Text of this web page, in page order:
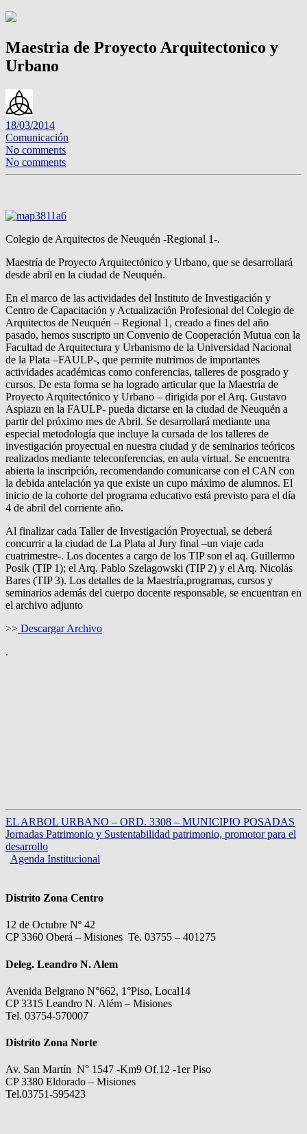
Maestria de Proyecto Arquitectonico y
Urbano
18/03/2014
Comunicación
No comments
No comments
Colegio de Arquitectos de Neuquén -Regional 1-.
Maestría de Proyecto Arquitectónico y Urbano, que se desarrollará
desde abril en la ciudad de Neuquén.
En el marco de las actividades del Instituto de Investigación y
Centro de Capacitación y Actualización Profesional del Colegio de
Arquitectos de Neuquén – Regional 1, creado a fines del año
pasado, hemos suscripto un Convenio de Cooperación Mutua con la
Facultad de Arquitectura y Urbanismo de la Universidad Nacional
de la Plata –FAULP-, que permite nutrirnos de importantes
actividades académicas como conferencias, talleres de posgrado y
cursos. De esta forma se ha logrado articular que la Maestría de
Proyecto Arquitectónico y Urbano – dirigida por el Arq. Gustavo
Aspiazu en la FAULP- pueda dictarse en la ciudad de Neuquén a
partir del próximo mes de Abril. Se desarrollará mediante una
especial metodología que incluye la cursada de los talleres de
investigación proyectual en nuestra ciudad y de seminarios teóricos
realizados mediante teleconferencias, en aula virtual. Se encuentra
abierta la inscripción, recomendando comunicarse con el CAN con
la debida antelación ya que existe un cupo máximo de alumnos. El
inicio de la cohorte del programa educativo está previsto para el día
4 de abril del corriente año.
Al finalizar cada Taller de Investigación Proyectual, se deberá
concurrir a la ciudad de La Plata al Jury final –un viaje cada
cuatrimestre-. Los docentes a cargo de los TIP son el aq. Guillermo
Posik (TIP 1); el Arq. Pablo Szelagowski (TIP 2) y el Arq. Nicolás
Bares (TIP 3). Los detalles de la Maestría,programas, cursos y
seminarios además del cuerpo docente responsable, se encuentran en
el archivo adjunto
>> Descargar Archivo
.
EL ARBOL URBANO – ORD. 3308 – MUNICIPIO POSADAS
Jornadas Patrimonio y Sustentabilidad patrimonio, promotor para el
desarrollo
Agenda Institucional
Distrito Zona Centro
12 de Octubre Nº 42
CP 3360 Oberá – Misiones Te. 03755 – 401275
Deleg. Leandro N. Alem
Avenida Belgrano N°662, 1°Piso, Local14
CP 3315 Leandro N. Além – Misiones
Tel. 03754-570007
Distrito Zona Norte
Av. San Martín N° 1547 -Km9 Of.12 -1er Piso
CP 3380 Eldorado – Misiones
Tel.03751-595423